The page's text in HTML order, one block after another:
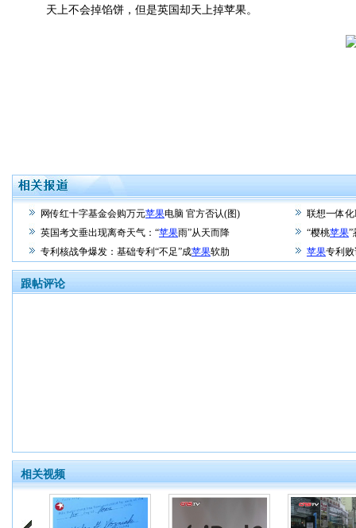
天上不会掉馅饼，但是英国却天上掉苹果。
网传红十字基金会购万元苹果电脑 官方否认(图)
联想一体
英国考文垂出现离奇天气：“苹果雨”从天而降 “樱桃苹果”
专利核战争爆发：基础专利“不足”成苹果软肋 苹果专利
跟帖评论
相关视频